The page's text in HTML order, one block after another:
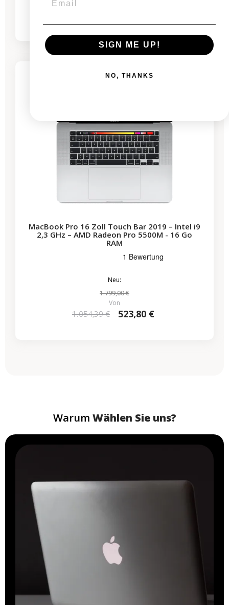
MacBook Pro 16 Zoll Touch Bar 2019 – Intel i9
2,3 GHz – AMD Radeon Pro 5500M - 16 Go
RAM
Neu:
1.799,00 €
Von
1.054,39 € 523,80 €
Warum Wählen Sie uns?
SIGN ME UP!
NO, THANKS